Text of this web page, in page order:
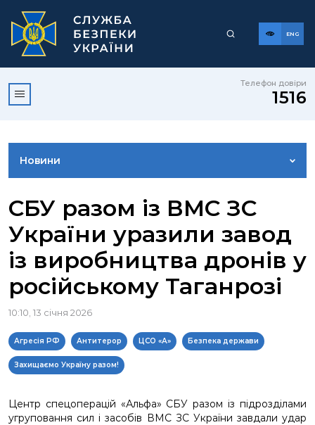
ENG
Телефон довіри
1516
Новини
ВІДЕОГАЛЕРЕЯ
КОНТАКТИ ПРЕСЦЕНТРУ
СБУ разом із ВМС ЗС
України уразили завод
із виробництва дронів у
російському Таганрозі
10:10, 13 січня 2026
Агресія РФ Антитерор ЦСО «А» Безпека держави
Захищаємо Україну разом!
Центр спецоперацій «Альфа» СБУ разом із підрозділами
угруповання сил і засобів ВМС ЗС України завдали удар